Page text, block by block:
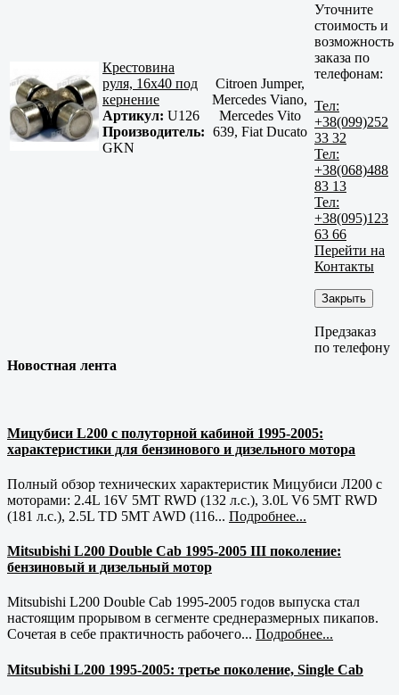
Крестовина
руля, 16x40 под
кернение
Артикул: U126
Производитель:
GKN
Citroen Jumper,
Mercedes Viano,
Mercedes Vito
639, Fiat Ducato
Уточните
стоимость и
возможность
заказа по
телефонам:
Тел:
+38(099)252
33 32
Тел:
+38(068)488
83 13
Тел:
+38(095)123
63 66
Перейти на
Контакты
Закрыть
Предзаказ
по телефону
Новостная лента
Мицубиси L200 с полуторной кабиной 1995-2005:
характеристики для бензинового и дизельного мотора
Полный обзор технических характеристик Мицубиси Л200 с
моторами: 2.4L 16V 5MT RWD (132 л.с.), 3.0L V6 5MT RWD
(181 л.с.), 2.5L TD 5MT AWD (116... Подробнее...
Mitsubishi L200 Double Cab 1995-2005 III поколение:
бензиновый и дизельный мотор
Mitsubishi L200 Double Cab 1995-2005 годов выпуска стал
настоящим прорывом в сегменте среднеразмерных пикапов.
Сочетая в себе практичность рабочего... Подробнее...
Mitsubishi L200 1995-2005: третье поколение, Single Cab